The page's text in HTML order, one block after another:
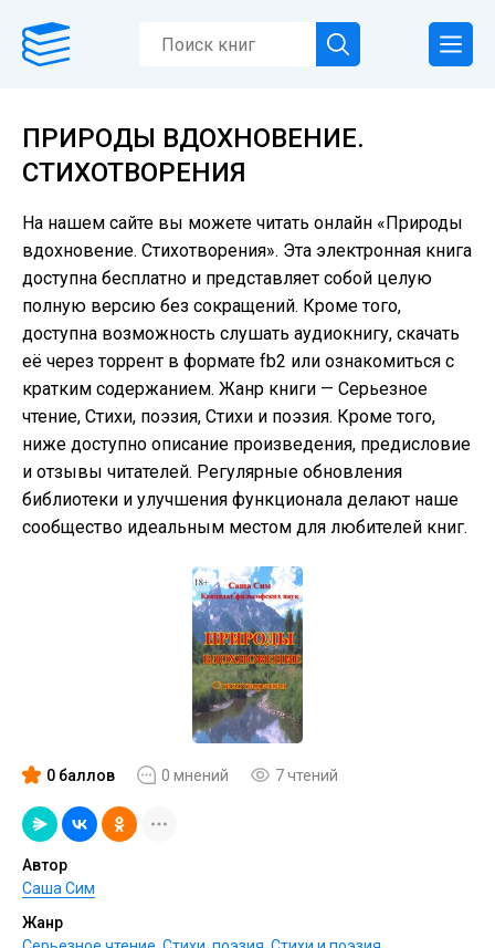
ПРИРОДЫ ВДОХНОВЕНИЕ.
СТИХОТВОРЕНИЯ
На нашем сайте вы можете читать онлайн «Природы
вдохновение. Стихотворения». Эта электронная книга
доступна бесплатно и представляет собой целую
полную версию без сокращений. Кроме того,
доступна возможность слушать аудиокнигу, скачать
её через торрент в формате fb2 или ознакомиться с
кратким содержанием. Жанр книги — Серьезное
чтение, Cтихи, поэзия, Стихи и поэзия. Кроме того,
ниже доступно описание произведения, предисловие
и отзывы читателей. Регулярные обновления
библиотеки и улучшения функционала делают наше
сообщество идеальным местом для любителей книг.
0 баллов 0 мнений 7 чтений
Автор
Саша Сим
Жанр